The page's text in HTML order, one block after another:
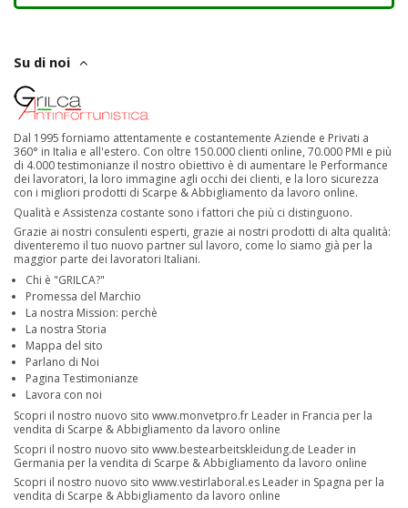
Su di noi
Dal 1995 forniamo attentamente e costantemente Aziende e Privati a
360° in Italia e all'estero. Con oltre 150.000 clienti online, 70.000 PMI e più
di 4.000 testimonianze il nostro obiettivo è di aumentare le Performance
dei lavoratori, la loro immagine agli occhi dei clienti, e la loro sicurezza
con i migliori prodotti di Scarpe & Abbigliamento da lavoro online.
Qualità e Assistenza costante sono i fattori che più ci distinguono.
Grazie ai nostri consulenti esperti, grazie ai nostri prodotti di alta qualità:
diventeremo il tuo nuovo partner sul lavoro, come lo siamo già per la
maggior parte dei lavoratori Italiani.
Chi è "GRILCA?"
Promessa del Marchio
La nostra Mission: perchè
La nostra Storia
Mappa del sito
Parlano di Noi
Pagina Testimonianze
Lavora con noi
Scopri il nostro nuovo sito www.monvetpro.fr Leader in Francia per la
vendita di Scarpe & Abbigliamento da lavoro online
Scopri il nostro nuovo sito www.bestearbeitskleidung.de Leader in
Germania per la vendita di Scarpe & Abbigliamento da lavoro online
Scopri il nostro nuovo sito www.vestirlaboral.es Leader in Spagna per la
vendita di Scarpe & Abbigliamento da lavoro online